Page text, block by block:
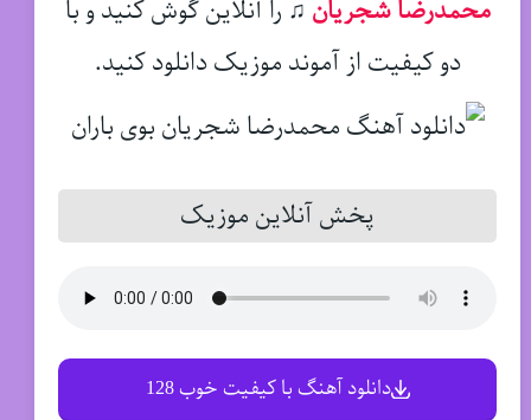
محمدرضا شجریان ♫ را آنلاین گوش کنید و با
دو کیفیت از آموند موزیک دانلود کنید.
پخش آنلاین موزیک
دانلود آهنگ با کیفیت خوب 128